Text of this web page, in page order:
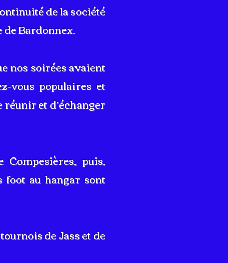
de la société
de Bardonnex.
nos soirées avaient
vous populaires et
et d’échanger
puis,
foot au hangar sont
de Jass et de